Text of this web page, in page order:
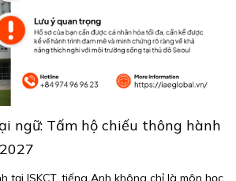
ngữ: Tấm hộ chiếu thông hành